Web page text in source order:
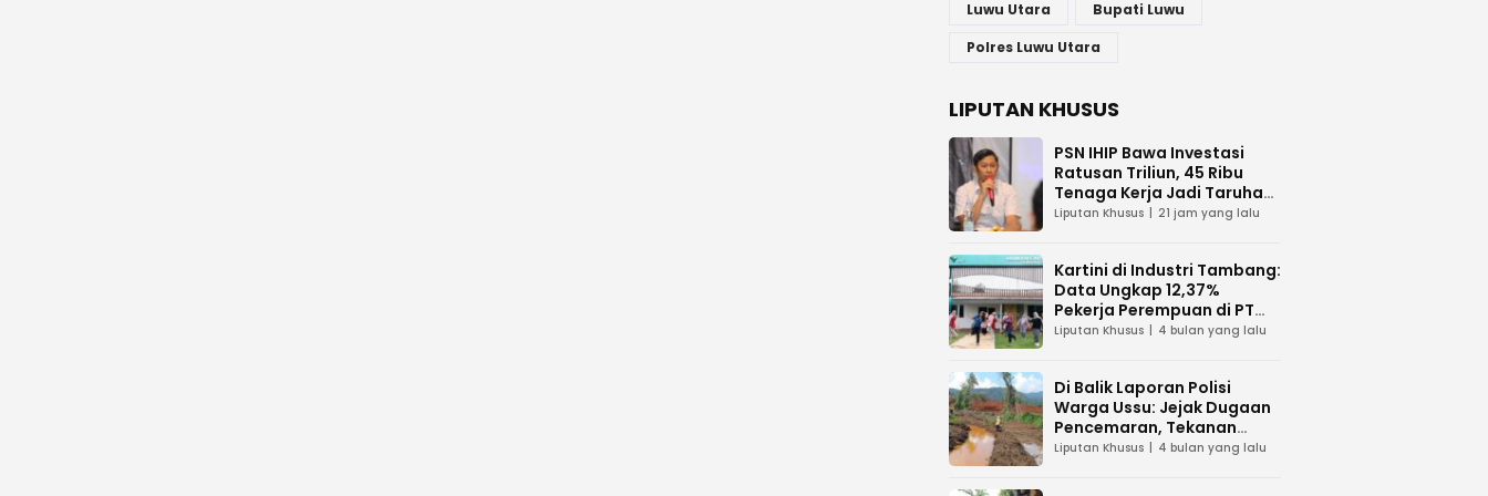
Luwu Utara
Bupati Luwu
Polres Luwu Utara
LIPUTAN KHUSUS
PSN IHIP Bawa Investasi
Ratusan Triliun, 45 Ribu
Tenaga Kerja Jadi Taruhan
di Balik Polemik Lahan Laoli
Liputan Khusus 21 jam yang lalu
Kartini di Industri Tambang:
Data Ungkap 12,37%
Pekerja Perempuan di PT
Vale Indonesia
Liputan Khusus 4 bulan yang lalu
Di Balik Laporan Polisi
Warga Ussu: Jejak Dugaan
Pencemaran, Tekanan
Hukum, dan Desakan
Liputan Khusus 4 bulan yang lalu